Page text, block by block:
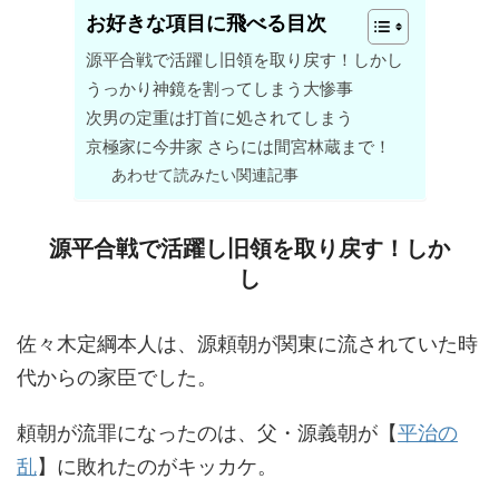
お好きな項目に飛べる目次
源平合戦で活躍し旧領を取り戻す！しかし
うっかり神鏡を割ってしまう大惨事
次男の定重は打首に処されてしまう
京極家に今井家 さらには間宮林蔵まで！
あわせて読みたい関連記事
源平合戦で活躍し旧領を取り戻す！しか
し
佐々木定綱本人は、源頼朝が関東に流されていた時
代からの家臣でした。
頼朝が流罪になったのは、父・源義朝が【平治の
乱】に敗れたのがキッカケ。